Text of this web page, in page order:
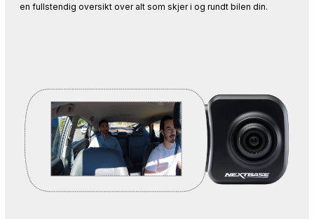
en fullstendig oversikt over alt som skjer i og rundt bilen din.